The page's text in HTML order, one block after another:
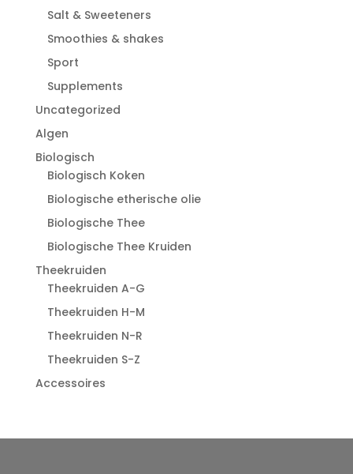
Salt & Sweeteners
Smoothies & shakes
Sport
Supplements
Uncategorized
Algen
Biologisch
Biologisch Koken
Biologische etherische olie
Biologische Thee
Biologische Thee Kruiden
Theekruiden
Theekruiden A-G
Theekruiden H-M
Theekruiden N-R
Theekruiden S-Z
Accessoires